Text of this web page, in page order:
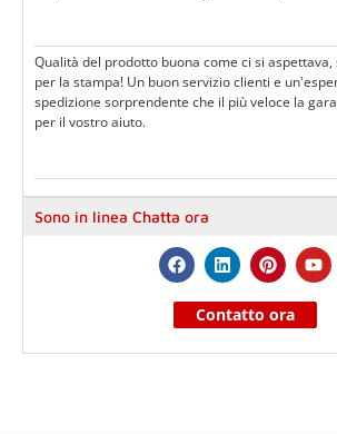
Qualità del prodotto buona come ci si
per la stampa! Un buon servizio clienti e
spedizione sorprendente che il più veloce la
per il vostro aiuto.
Sono in linea Chatta ora
Contatto ora